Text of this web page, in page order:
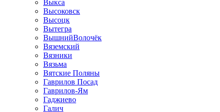
Выкса
Высоковск
Высоцк
Вытегра
ВышнийВолочёк
Вяземский
Вязники
Вязьма
Вятские Поляны
Гаврилов Посад
Гаврилов-Ям
Гаджиево
Галич